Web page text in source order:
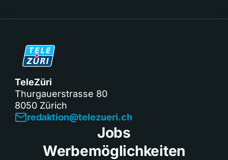
TeleZüri
Thurgauerstrasse 80
8050 Zürich
redaktion@telezueri.ch
Jobs
Werbemöglichkeiten